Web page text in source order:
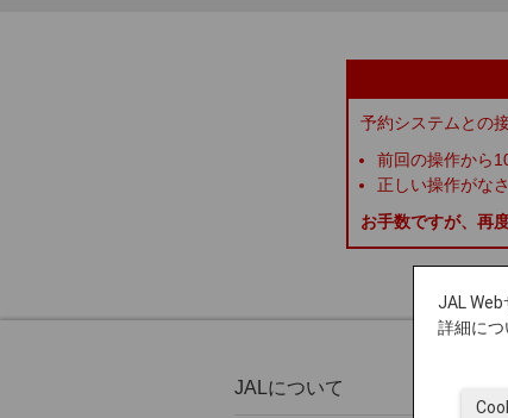
JAL
詳細に
予約システムとの
前回の操作から
正しい操作がな
お手数ですが、再
JALについて